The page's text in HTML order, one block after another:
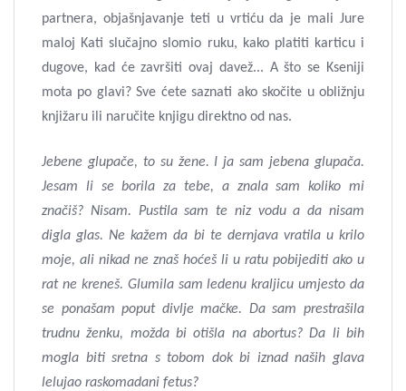
partnera, objašnjavanje teti u vrtiću da je mali Jure
maloj Kati slučajno slomio ruku, kako platiti karticu i
dugove, kad će završiti ovaj davež... A što se Kseniji
mota po glavi? Sve ćete saznati ako skočite u obližnju
knjižaru ili naručite knjigu direktno od nas.
Jebene glupače, to su žene. I ja sam jebena glupača.
Jesam li se borila za tebe, a znala sam koliko mi
značiš? Nisam. Pustila sam te niz vodu a da nisam
digla glas. Ne kažem da bi te dernjava vratila u krilo
moje, ali nikad ne znaš hoćeš li u ratu pobijediti ako u
rat ne kreneš. Glumila sam ledenu kraljicu umjesto da
se ponašam poput divlje mačke. Da sam prestrašila
trudnu ženku, možda bi otišla na abortus? Da li bih
mogla biti sretna s tobom dok bi iznad naših glava
lelujao raskomadani fetus?